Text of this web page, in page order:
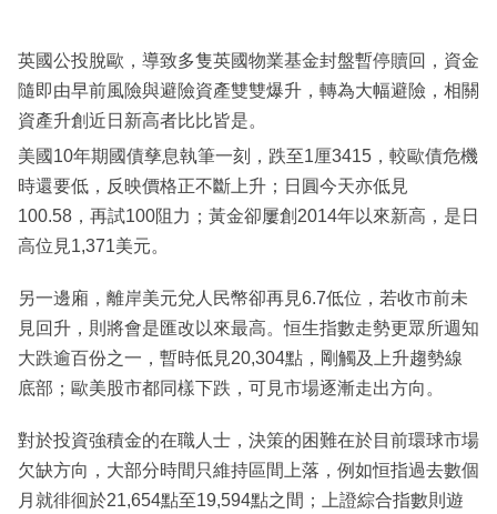
閱
專
區
英國公投脫歐，導致多隻英國物業基金封盤暫停贖回，資金
隨即由早前風險與避險資產雙雙爆升，轉為大幅避險，相關
資產升創近日新高者比比皆是。
美國10年期國債孳息執筆一刻，跌至1厘3415，較歐債危機
時還要低，反映價格正不斷上升；日圓今天亦低見
100.58，再試100阻力；黃金卻屢創2014年以來新高，是日
高位見1,371美元。
另一邊廂，離岸美元兌人民幣卻再見6.7低位，若收市前未
見回升，則將會是匯改以來最高。恒生指數走勢更眾所週知
大跌逾百份之一，暫時低見20,304點，剛觸及上升趨勢線
底部；歐美股市都同樣下跌，可見市場逐漸走出方向。
對於投資強積金的在職人士，決策的困難在於目前環球市場
欠缺方向，大部分時間只維持區間上落，例如恒指過去數個
月就徘徊於21,654點至19,594點之間；上證綜合指數則遊